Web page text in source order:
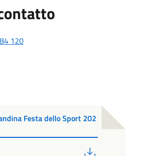
120
Festa dello Sport 202